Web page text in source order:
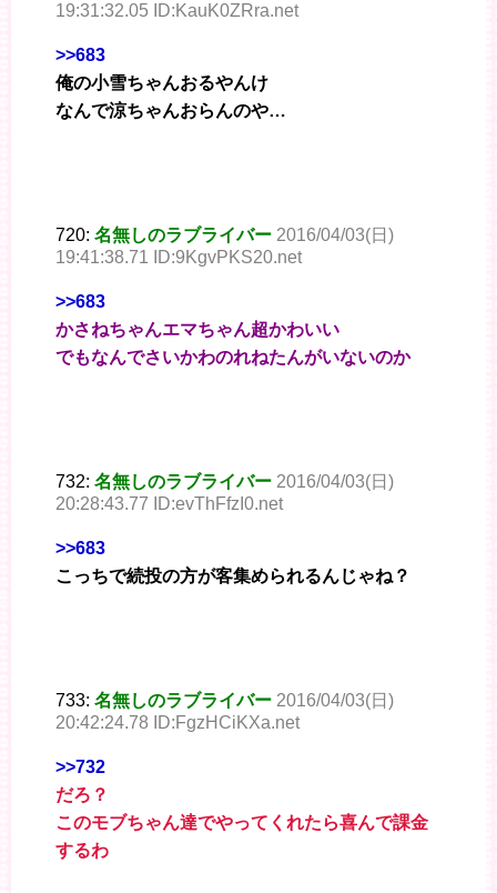
19:31:32.05 ID:KauK0ZRra.net
>>683
俺の小雪ちゃんおるやんけ
なんで涼ちゃんおらんのや…
720: 名無しのラブライバー 2016/04/03(日)
19:41:38.71 ID:9KgvPKS20.net
>>683
かさねちゃんエマちゃん超かわいい
でもなんでさいかわのれねたんがいないのか
732: 名無しのラブライバー 2016/04/03(日)
20:28:43.77 ID:evThFfzI0.net
>>683
こっちで続投の方が客集められるんじゃね？
733: 名無しのラブライバー 2016/04/03(日)
20:42:24.78 ID:FgzHCiKXa.net
>>732
だろ？
このモブちゃん達でやってくれたら喜んで課金
するわ